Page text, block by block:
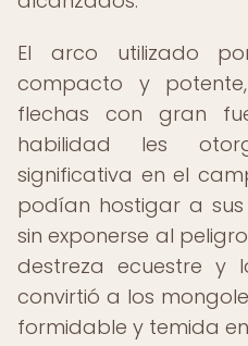
El arco utilizado
compacto y
flechas con gran
habilidad les
significativa en el
podían hostigar a
sin exponerse al
destreza ecuestre y
convirtió a los
formidable y temida